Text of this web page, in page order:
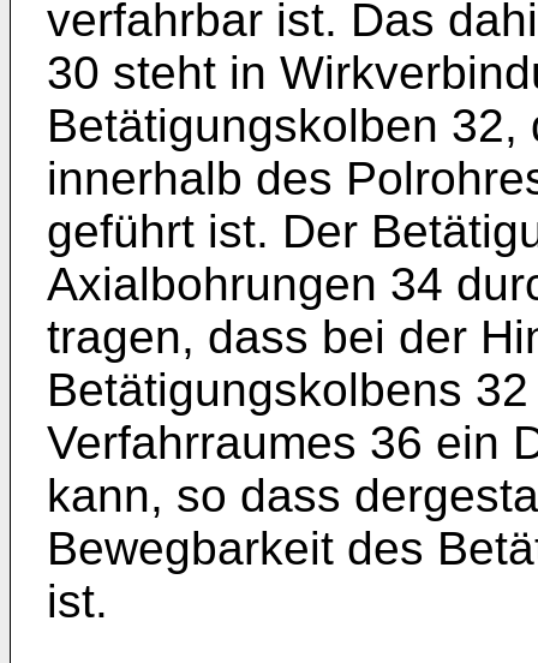
verfahrbar ist. Das
30 steht in
Betätigungskolben
innerhalb des
geführt ist. Der
Axialbohrungen 34
tragen, dass bei der
Betätigungskolbens
Verfahrraumes 36 ein
kann, so dass
Bewegbarkeit des
ist.